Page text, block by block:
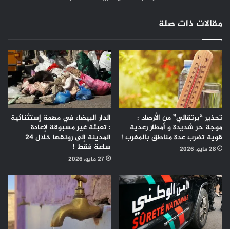
التعلم
مقالات ذات صلة
تحذير “برتقالي” من الأرصاد :
موجة حر شديدة و أمطار رعدية
قوية تضرب عدة مناطق بالمغرب !
28 مايو، 2026
الدار البيضاء في مهمة إستثنائية
: تعبئة غير مسبوقة لإعادة
المدينة إلى رونقها خلال 24
ساعة فقط !
27 مايو، 2026